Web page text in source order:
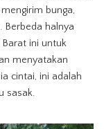
bunga,
Berbeda halnya
Barat ini untuk
menyatakan
cintai, ini adalah
sasak.